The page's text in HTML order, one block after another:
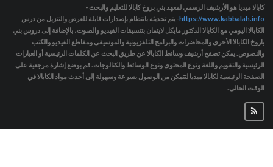
كابالا ميديا هو الأرشيف الرسمي لمعهد بني بروخ كابالا للتعليم والبحث -
https://www.kabbalah.info- يتم تحديثه بانتظام بإصدارات قابلة للعرض والتنزيل من درس
الكابالا اليومي مع الكابالا الدكتور مايكل لايتمان بتنسيقات الفيديو والصوت، بالإضافة إلى دروس بني
باروخ الكابالا الأخرى والمحاضرات والبرامج التلفزيونية والموسيقى ومقاطع الفيديو والكتب
والنصوص. يمكن تصفح أرشيف وسائط الكابالا عن طريق البحث عن الكلمات الرئيسية أو العبارات
الرئيسية والتقويم واللغة ونوع المحتوى ونوع الوسائط والكتالوجات. قم بوضع إشارة مرجعية على
الصفحة الرئيسية لكابالا ميديا لتتمكن من الوصول بسرعة وسهولة إلى أحدث مواد الكابالا في
الوقت الحالي.